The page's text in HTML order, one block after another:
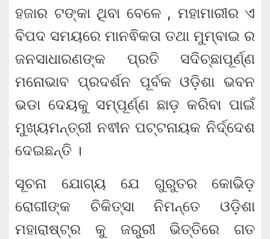
ହଜାର ଟଙ୍କା ଥିବା ବେଳେ , ମହାମାରୀର ଏ
ବିପଦ ସମୟରେ ମାନଵିକତା ତଥା ମୁମ୍ବାଇ ର
ଜନସାଧାରଣଙ୍କ ପ୍ରତି ସଦିଚ୍ଛାପୂର୍ଣ୍ଣ
ମନୋଭାବ ପ୍ରଦର୍ଶନ ପୂର୍ବକ ଓଡ଼ିଶା ଭବନ
ଭଡା ଦେୟକୁ ସମ୍ପୂର୍ଣ୍ଣ ଛାଡ଼ କରିବା ପାଇଁ
ମୁଖ୍ୟମନ୍ତ୍ରୀ ନଵୀନ ପଟ୍ଟନାୟକ ନିର୍ଦ୍ଦେଶ
ଦେଇଛନ୍ତି ।
ସୂଚନା ଯୋଗ୍ୟ ଯେ ଗୁରୁତର କୋଭିଡ଼
ରୋଗୀଙ୍କ ଚିକିତ୍ସା ନିମନ୍ତେ ଓଡ଼ିଶା
ମହାରାଷ୍ଟ୍ର କୁ ଜରୁରୀ ଭିତ୍ତିରେ ଗତ